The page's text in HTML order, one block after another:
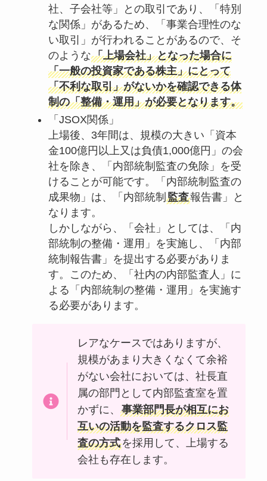
社、子会社等」との取引であり、「特別
な関係」があるため、「事業合理性のな
い取引」が行われることがあるので、そ
のような「上場会社」となった場合に
「一般の投資家である株主」にとって
「不利な取引」がないかを確認できる体
制の「整備・運用」が必要となります。
「JSOX関係」
上場後、3年間は、規模の大きい「資本
金100億円以上又は負債1,000億円」の会
社を除き、「内部統制監査の免除」を受
けることが可能です。「内部統制監査の
成果物」は、「内部統制 監査報告書」と
なります。
しかしながら、「会社」としては、「内
部統制の整備・運用」を実施し、「内部
統制報告書」を提出する必要がありま
す。このため、「社内の内部監査人」に
よる「内部統制の整備・運用」を実施す
る必要があります。
レアなケースではありますが、
規模があまり大きくなくて余裕
がない会社においては、社長直
属の部門として内部監査室を置
かずに、 事業部門長が相互にお
互いの活動を監査するクロス監
査の方式を採用して、上場する
会社も存在します。